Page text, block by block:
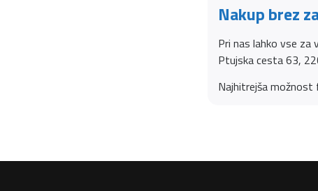
Nakup brez
Pri nas lahko vse za
Ptujska cesta 63,
Najhitrejša možnost